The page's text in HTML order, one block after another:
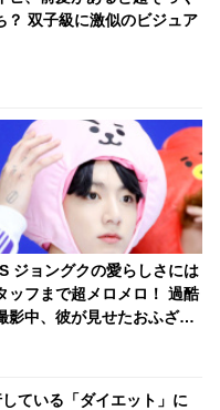
？ 双子級に激似のビジュア
ジョングクの愛らしさには
ッフまで超メロメロ！ 過酷
影中、彼が見せたおふざけ
っこり
ている「ダイエット」に